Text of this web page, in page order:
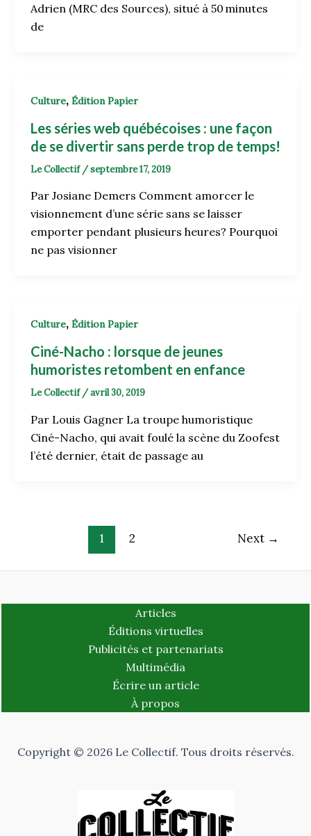
Adrien (MRC des Sources), situé à 50 minutes
de
Culture, Édition Papier
Les séries web québécoises : une façon
de se divertir sans perde trop de temps!
Le Collectif /septembre 17, 2019
Par Josiane Demers Comment amorcer le
visionnement d’une série sans se laisser
emporter pendant plusieurs heures? Pourquoi
ne pas visionner
Culture, Édition Papier
Ciné-Nacho : lorsque de jeunes
humoristes retombent en enfance
Le Collectif /avril 30, 2019
Par Louis Gagner La troupe humoristique
Ciné-Nacho, qui avait foulé la scène du Zoofest
l’été dernier, était de passage au
1 2 Next →
Articles
Éditions virtuelles
Publicités et partenariats
Multimédia
Écrire un article
À propos
Copyright © 2026 Le Collectif. Tous droits réservés.